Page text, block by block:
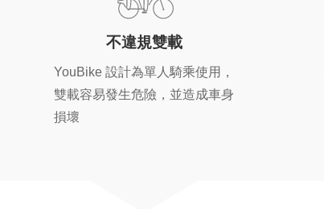
不違規雙載
YouBike 設計為單人騎乘使用，
雙載容易發生危險，並造成車身
損壞